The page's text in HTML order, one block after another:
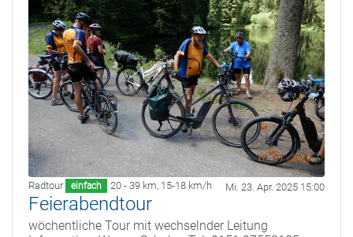
Radtour einfach 20 - 39 km, 15-18 km/h Mi. 23. Apr. 2025 15:00
Feierabendtour
wöchentliche Tour mit wechselnder Leitung